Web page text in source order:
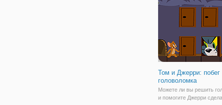
распорядок
Том и Джерри: побег
головоломка
Можете ли вы решить
и помогите Джерри